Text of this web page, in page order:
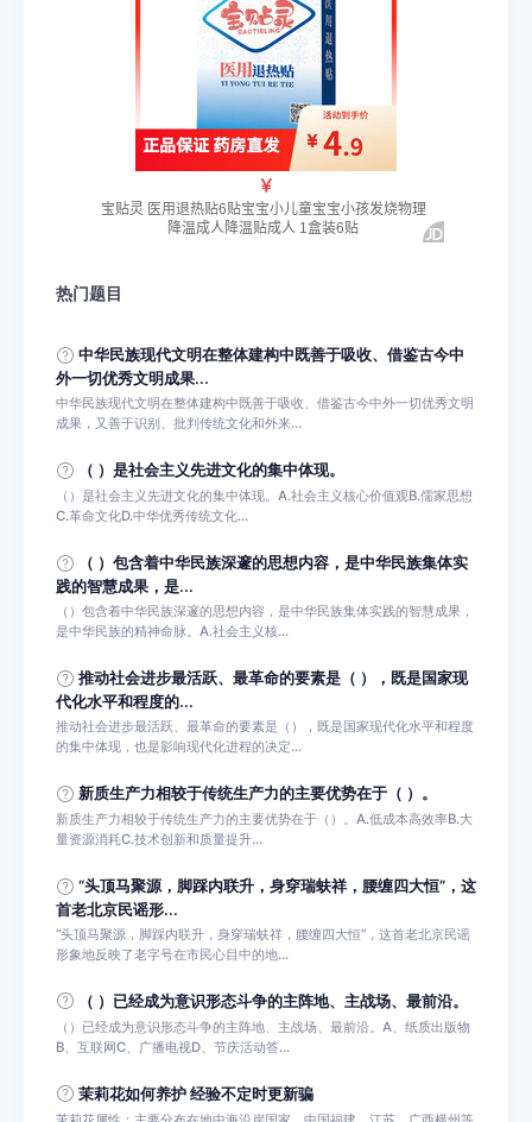
热门题目
中华民族现代文明在整体建构中既善于吸收、借鉴古今中
外一切优秀文明成果...
中华民族现代文明在整体建构中既善于吸收、借鉴古今中外一切优秀文明
成果，又善于识别、批判传统文化和外来...
（ ）是社会主义先进文化的集中体现。
（）是社会主义先进文化的集中体现。A.社会主义核心价值观B.儒家思想
C.革命文化D.中华优秀传统文化...
（ ）包含着中华民族深邃的思想内容，是中华民族集体实
践的智慧成果，是...
（）包含着中华民族深邃的思想内容，是中华民族集体实践的智慧成果，
是中华民族的精神命脉。A.社会主义核...
推动社会进步最活跃、最革命的要素是（ ），既是国家现
代化水平和程度的...
推动社会进步最活跃、最革命的要素是（），既是国家现代化水平和程度
的集中体现，也是影响现代化进程的决定...
新质生产力相较于传统生产力的主要优势在于（ ）。
新质生产力相较于传统生产力的主要优势在于（）。A.低成本高效率B.大
量资源消耗C.技术创新和质量提升...
“头顶马聚源，脚踩内联升，身穿瑞蚨祥，腰缠四大恒”，这
首老北京民谣形...
“头顶马聚源，脚踩内联升，身穿瑞蚨祥，腰缠四大恒”，这首老北京民谣
形象地反映了老字号在市民心目中的地...
（ ）已经成为意识形态斗争的主阵地、主战场、最前沿。
（）已经成为意识形态斗争的主阵地、主战场、最前沿。A、纸质出版物
B、互联网C、广播电视D、节庆活动答...
茉莉花如何养护 经验不定时更新骗